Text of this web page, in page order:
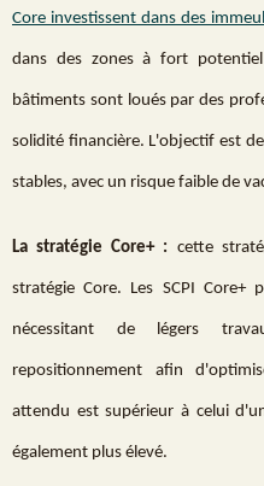
Core investissent dans des
dans des zones à fort
bâtiments sont loués par des
solidité financière. L'objectif est
stables, avec un risque faible de
La stratégie Core+ : cette
stratégie Core. Les SCPI Core+
nécessitant de légers
repositionnement afin
attendu est supérieur à celui
également plus élevé.